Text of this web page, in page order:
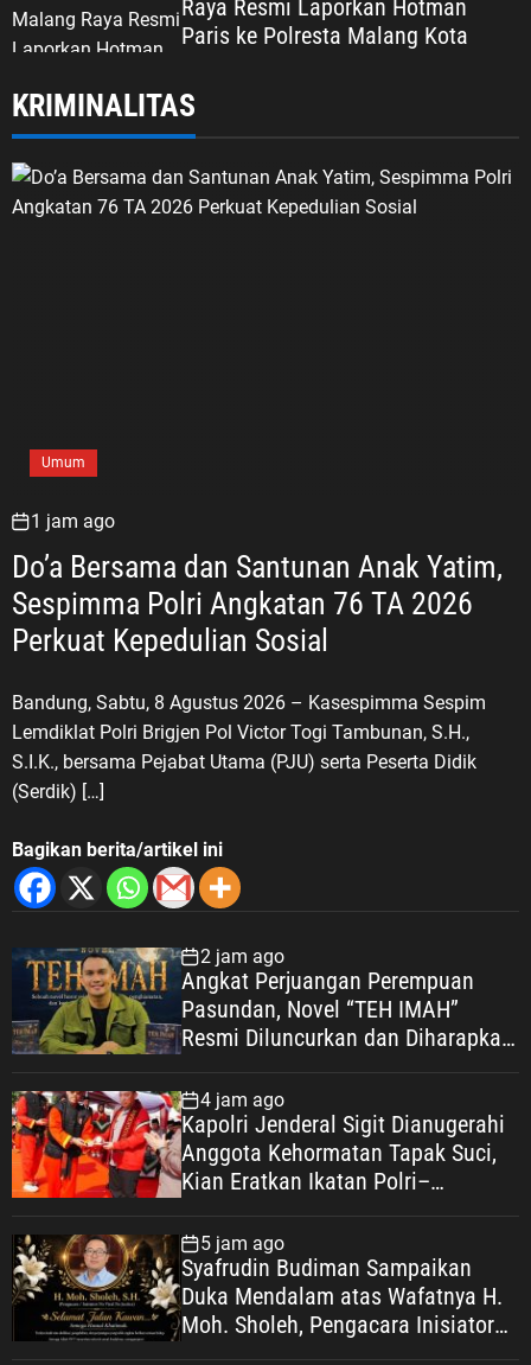
Raya Resmi Laporkan Hotman
Paris ke Polresta Malang Kota
KRIMINALITAS
Umum
1 jam ago
Do’a Bersama dan Santunan Anak Yatim,
Sespimma Polri Angkatan 76 TA 2026
Perkuat Kepedulian Sosial
Bandung, Sabtu, 8 Agustus 2026 – Kasespimma Sespim
Lemdiklat Polri Brigjen Pol Victor Togi Tambunan, S.H.,
S.I.K., bersama Pejabat Utama (PJU) serta Peserta Didik
(Serdik) […]
Bagikan berita/artikel ini
2 jam ago
Angkat Perjuangan Perempuan
Pasundan, Novel “TEH IMAH”
Resmi Diluncurkan dan Diharapkan
4 jam ago
Kapolri Jenderal Sigit Dianugerahi
Anggota Kehormatan Tapak Suci,
Kian Eratkan Ikatan Polri–
5 jam ago
Syafrudin Budiman Sampaikan
Duka Mendalam atas Wafatnya H.
Moh. Sholeh, Pengacara Inisiator